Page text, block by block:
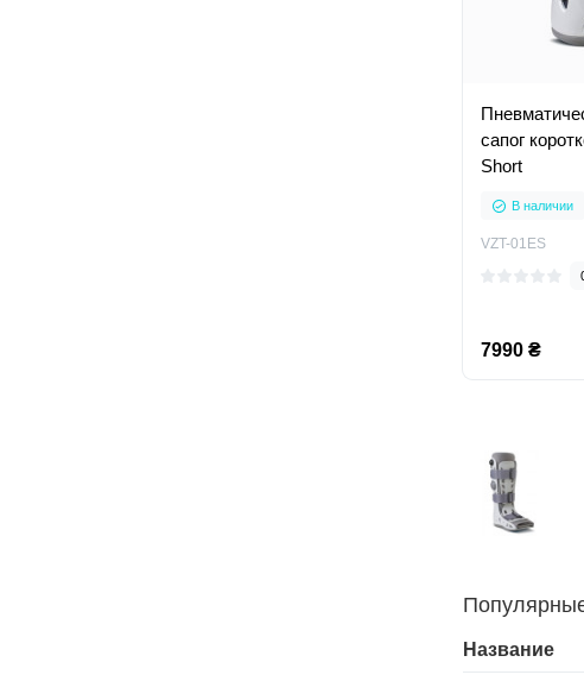
сапог
Short
В наличии
VZT-01ES
7990 ₴
Название